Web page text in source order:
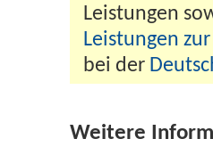
Leistungen
Leistungen
bei der
Weitere